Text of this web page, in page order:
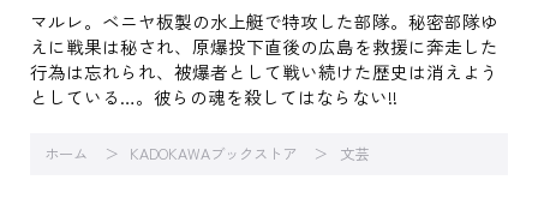
マルレ。ベニヤ板製の水上艇で特攻した部隊。秘密部隊ゆ
えに戦果は秘され、原爆投下直後の広島を救援に奔走した
行為は忘れられ、被爆者として戦い続けた歴史は消えよう
としている…。彼らの魂を殺してはならない!!
ホーム KADOKAWAブックストア 文芸